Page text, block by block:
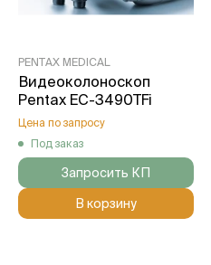
PENTAX MEDICAL
Видеоколоноскоп
Pentax EC-3490TFi
Цена по запросу
Под заказ
Запросить КП
В корзину